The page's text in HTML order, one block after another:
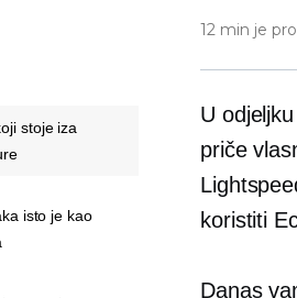
12 min je
U
priče
koristiti
Danas
stoje iza
isto je kao